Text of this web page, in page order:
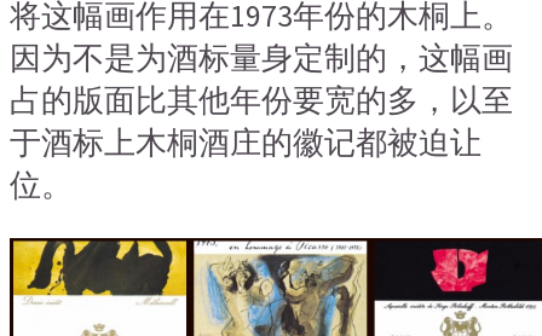
将这幅画作用在1973年份的木桐上。
因为不是为酒标量身定制的，这幅画
占的版面比其他年份要宽的多，以至
于酒标上木桐酒庄的徽记都被迫让
位。